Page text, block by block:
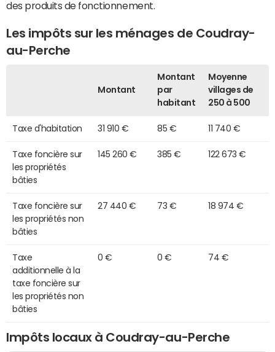
des produits de fonctionnement.
Les impôts sur les ménages de Coudray-
au-Perche
Montant
Montant
par
habitant
Moyenne
villages de
250 à 500
Taxe d'habitation 31 910 € 85 € 11 740 €
Taxe foncière sur
les propriétés
bâties
145 260 € 385 € 122 673 €
Taxe foncière sur
les propriétés non
bâties
27 440 € 73 € 18 974 €
Taxe
additionnelle à la
taxe foncière sur
les propriétés non
bâties
0 € 0 € 74 €
Impôts locaux à Coudray-au-Perche